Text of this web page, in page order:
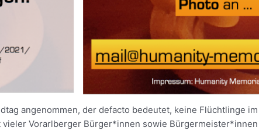
angenommen, der defacto bedeutet, keine Flüchtlinge
Vorarlberger Bürger*innen sowie